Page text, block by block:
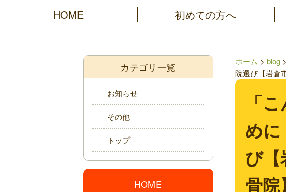
HOME 初めての方へ
ホーム > blog >
院選び【岩倉
「
めに
び【
骨院
カテゴリ一覧
お知らせ
その他
トップ
HOME